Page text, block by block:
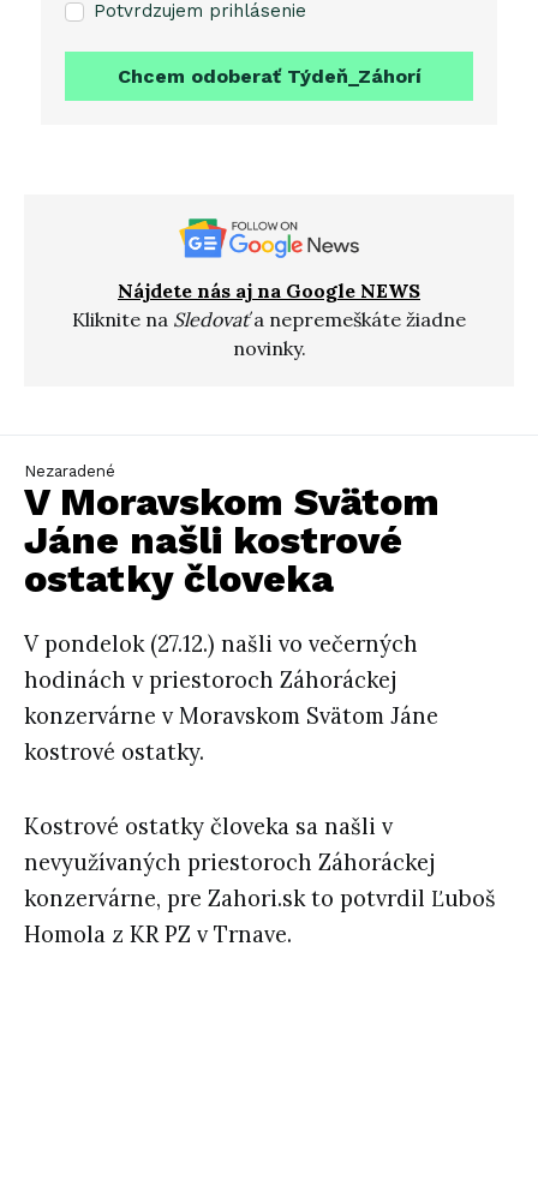
Potvrdzujem prihlásenie
Chcem odoberať Týdeň_Záhorí
Nájdete nás aj na Google NEWS
Kliknite na Sledovaťa nepremeškáte žiadne
novinky.
Nezaradené
V Moravskom Svätom
Jáne našli kostrové
ostatky človeka
V pondelok (27.12.) našli vo večerných
hodinách v priestoroch Záhoráckej
konzervárne v Moravskom Svätom Jáne
kostrové ostatky.
Kostrové ostatky človeka sa našli v
nevyužívaných priestoroch Záhoráckej
konzervárne, pre Zahori.sk to potvrdil Ľuboš
Homola z KR PZ v Trnave.